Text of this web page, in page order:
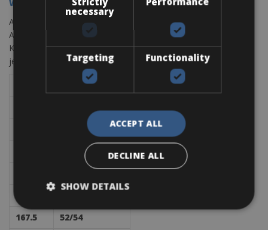
WWW.CCTBIKERENTAL.COM
Am wichtigsten ist Ihre genaue Rahmengröße zu kennen.
Alternativ können Sie Ihre Rahmenhöhe auch über Ihre
Körpergröße bestimmen. Die Methode über die Schrittlänge ist
jedoch genauer.
Rahmengröße
167.5
52/54
necessary
Targeting Functionality
ACCEPT ALL
DECLINE ALL
SHOW DETAILS